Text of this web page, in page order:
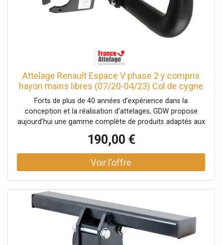
multiplexé 7 broches avec boitier électronique pour
protéger l'ordinateur de bord du véhicule Longueur des fils
: 3m de fils pour le montage du module, 5m de longueur
pour le fil d'alimentation Cosse : Pré-montée sur le
connecteur du boitier électronique Passage à la valise :
Non Gestion des radars de recul : Non, désactivation
manuelle via interrupteur au tableau de bord (si le véhicule
en est pourvu)
Attelage Renault Espace V phase 2 y compris
hayon mains libres (07/20-04/23) Col de cygne
Forts de plus de 40 années d’expérience dans la
conception et la réalisation d'attelages, GDW propose
aujourd’hui une gamme complète de produits adaptés aux
plus compétitifs. Facile à monter grâce à la notice de
montage fournie (partie mécanique).
190,00 €